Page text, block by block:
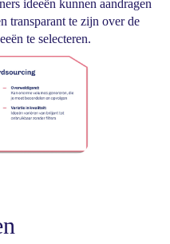
ideeën kunnen aandragen
transparant te zijn over de
te selecteren.